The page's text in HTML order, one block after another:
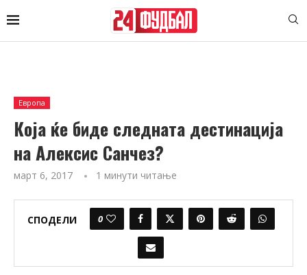
Европа
Која ќе биде следната дестинација
на Алексис Санчез?
март 6, 2017 1 минути читање
СПОДЕЛИ 0